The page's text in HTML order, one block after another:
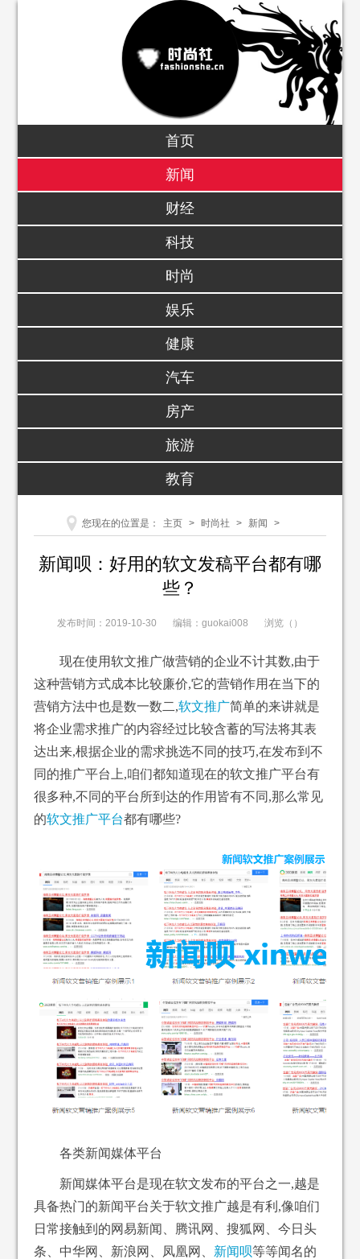
首页
新闻
财经
科技
时尚
娱乐
健康
汽车
房产
旅游
教育
您现在的位置是： 主页 > 时尚社 > 新闻 >
新闻呗：好用的软文发稿平台都有哪
些？
发布时间：2019-10-30 编辑：guokai008 浏览（ ）
现在使用软文推广做营销的企业不计其数,由于
这种营销方式成本比较廉价,它的营销作用在当下的
营销方法中也是数一数二,软文推广简单的来讲就是
将企业需求推广的内容经过比较含蓄的写法将其表
达出来,根据企业的需求挑选不同的技巧,在发布到不
同的推广平台上,咱们都知道现在的软文推广平台有
很多种,不同的平台所到达的作用皆有不同,那么常见
的软文推广平台都有哪些?
各类新闻媒体平台
新闻媒体平台是现在软文发布的平台之一,越是
具备热门的新闻平台关于软文推广越是有利,像咱们
日常接触到的网易新闻、腾讯网、搜狐网、今日头
条、中华网、新浪网、凤凰网、 新闻呗等等闻名的